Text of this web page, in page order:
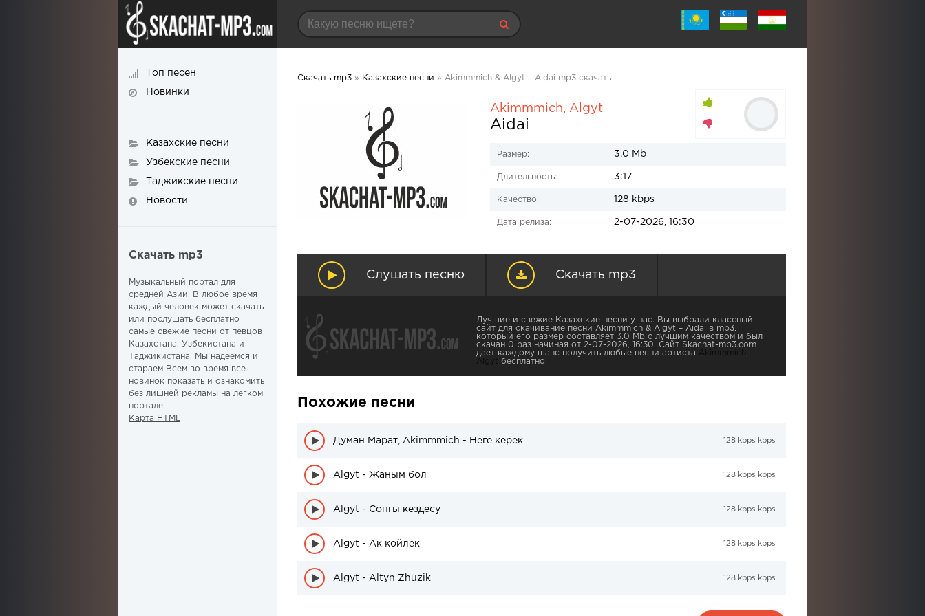
Скачать mp3 » Казахские песни » Akimmmich & Algyt – Aidai mp3 скачать
Akimmmich, Algyt
Aidai
Размер: 3.0 Mb
Длительность: 3:17
Качество: 128 kbps
Дата релиза: 2-07-2026, 16:30
Слушать песню Скачать mp3
Лучшие и свежие Казахские песни у нас. Вы выбрали классный
сайт для скачивание песни Akimmmich & Algyt – Aidai в mp3,
который его размер составляет 3.0 Mb с лучшим качеством и был
скачан 0 раз начиная от 2-07-2026, 16:30. Сайт Skachat-mp3.com
дает каждому шанс получить любые песни артиста
бесплатно.
Похожие песни
Думан Марат, Akimmmich - Неге керек 128 kbps kbps
Algyt - Жаным бол 128 kbps kbps
Algyt - Сонгы кездесу 128 kbps kbps
Algyt - Ак койлек 128 kbps kbps
Algyt - Altyn Zhuzik 128 kbps kbps
Топ песен
Новинки
Казахские песни
Узбекские песни
Таджикские песни
Новости
Скачать mp3
Музыкальный портал для
средней Азии. В любое время
каждый человек может скачать
или послушать бесплатно
самые свежие песни от певцов
Казахстана, Узбекистана и
Таджикистана. Мы надеемся и
стараем Всем во время все
новинок показать и ознакомить
без лишней рекламы на легком
портале.
Карта HTML